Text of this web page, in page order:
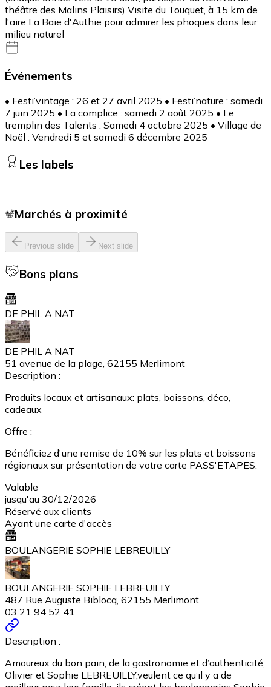
théâtre des Malins Plaisirs) Visite du Touquet, à 15 km de
l'aire La Baie d'Authie pour admirer les phoques dans leur
milieu naturel
Événements
• Festi’vintage : 26 et 27 avril 2025 • Festi’nature : samedi
7 juin 2025 • La complice : samedi 2 août 2025 • Le
tremplin des Talents : Samedi 4 octobre 2025 • Village de
Noël : Vendredi 5 et samedi 6 décembre 2025
Les labels
Marchés à proximité
Previous slide Next slide
Bons plans
DE PHIL A NAT
DE PHIL A NAT
51 avenue de la plage, 62155 Merlimont
Description :
Produits locaux et artisanaux: plats, boissons, déco,
cadeaux
Offre :
Bénéficiez d'une remise de 10% sur les plats et boissons
régionaux sur présentation de votre carte PASS'ETAPES.
Valable
jusqu'au 30/12/2026
Réservé aux clients
Ayant une carte d'accès
BOULANGERIE SOPHIE LEBREUILLY
BOULANGERIE SOPHIE LEBREUILLY
487 Rue Auguste Biblocq, 62155 Merlimont
03 21 94 52 41
Description :
Amoureux du bon pain, de la gastronomie et d’authenticité,
Olivier et Sophie LEBREUILLY,veulent ce qu’il y a de